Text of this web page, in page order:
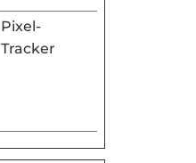
Pixel-
Tracker